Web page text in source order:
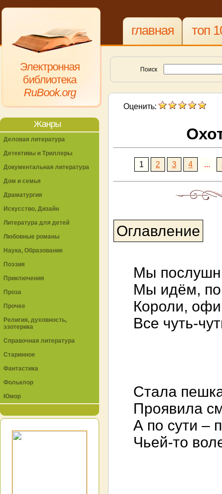
Электронная
библиотека
RuBook.org
главная топ
Поиск
Оценить:
1 2 3 4 ...
Оглавление
Мы
Мы идём,
Короли,
Все чуть-
Стала
Проявила
А по сути –
Чьей-то
Жанры
Деловая литература
Детективы и Триллеры
Документальная литература
Дом и семья
Драматургия
Искусство, Дизайн
Литература для детей
Любовные романы
Наука, Образование
Поэзия
Приключения
Проза
Прочее
Религия, духовность,
эзотерика
Справочная литература
Старинное
Фантастика
Фольклор
Юмор